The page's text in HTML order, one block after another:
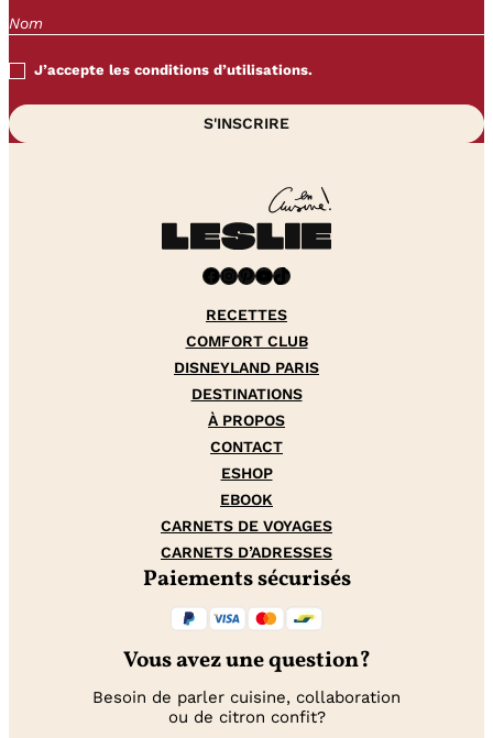
J’accepte les conditions d’utilisations.
Facebook InstagramPinterest YouTube TikTok
RECETTES
COMFORT CLUB
DISNEYLAND PARIS
DESTINATIONS
À PROPOS
CONTACT
ESHOP
EBOOK
CARNETS DE VOYAGES
CARNETS D’ADRESSES
Paiements sécurisés
Vous avez une question?
Besoin de parler cuisine, collaboration
ou de citron confit?